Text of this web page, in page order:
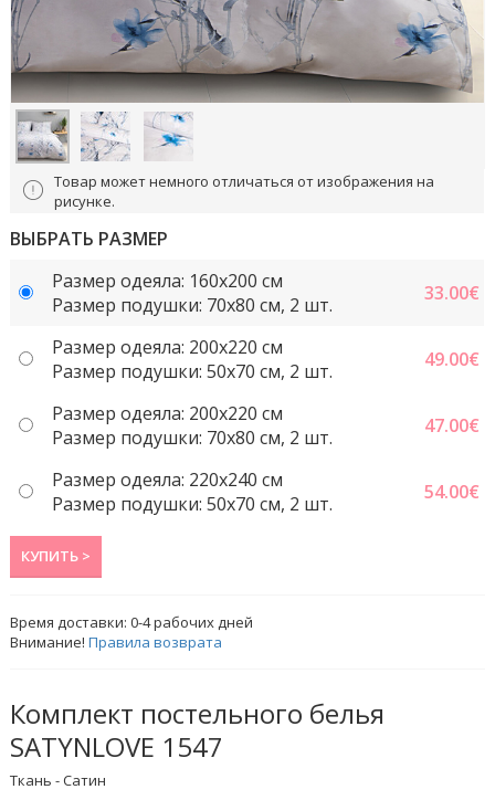
Товар может немного отличаться от изображения на
рисунке.
ВЫБРАТЬ РАЗМЕР
Размер одеяла: 160x200 см
Размер подушки: 70x80 см, 2 шт.
33.00€
Размер одеяла: 200x220 cм
Размер подушки: 50x70 cм, 2 шт.
49.00€
Размер одеяла: 200x220 cм
Размер подушки: 70x80 см, 2 шт.
47.00€
Размер одеяла: 220x240 cм
Размер подушки: 50x70 cм, 2 шт.
54.00€
КУПИТЬ >
Время доставки:0-4рабочих дней
Внимание!Правила возврата
Комплект постельного белья
SATYNLOVE 1547
Ткань - Сатин